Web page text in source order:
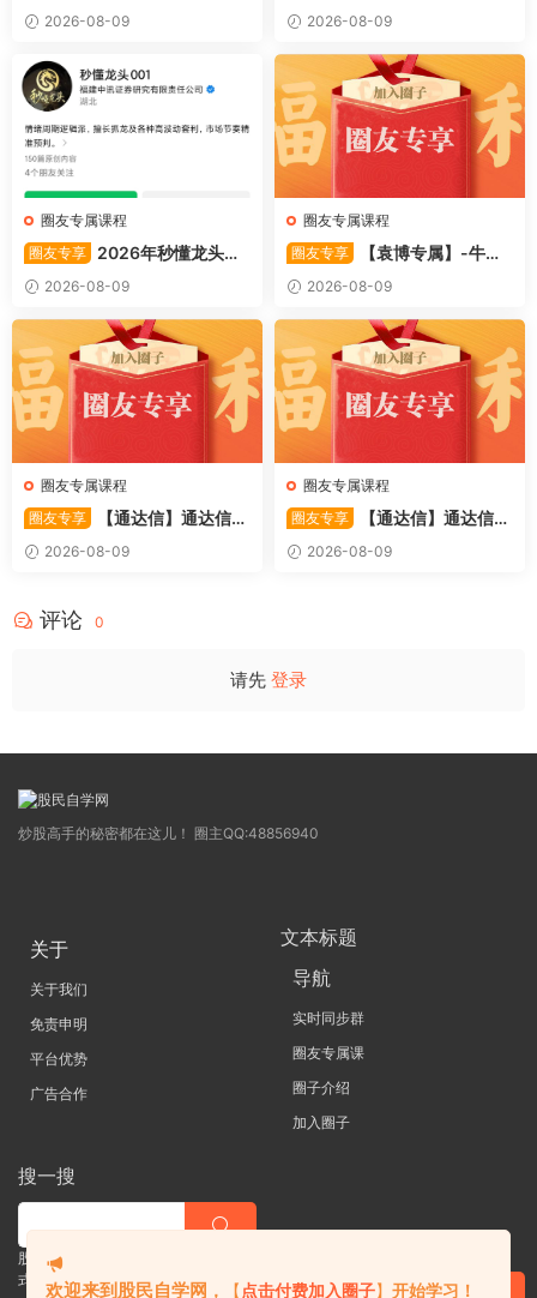
帮资金情绪模式-强势股 视频
44文件
2026-08-09
镰刀手《强者恒强战法模型》
合集文章+指标
2026-08-09
圈友专属课程
圈友专享
2026年秒懂龙头股
001训练营内部课件资料
2026-08-09
圈友专属课程
圈友专享
【袁博专属】-牛散
特训营专栏 （牛散专属 加息-
机遇-财富）共4视频
2026-08-09
圈友专属课程
圈友专享
【通达信】通达信
〖利多阳〗副图/选股 全均线
多头排列与超强阳线选股策略
2026-08-09
圈友专属课程
圈友专享
【通达信】通达信
〖踏浪而行〗副图指标 用筹码
和MACD捕捉市场的节奏 源码
2026-08-09
评论 0
请先 登录
炒股高手的秘密都在这儿！ 圈主QQ:48856940
关于
关于我们
免责申明
平台优势
广告合作
文本标题
导航
实时同步群
圈友专属课
圈子介绍
加入圈子
搜一搜
股票 |直播| 外汇| 期货 |金融理财一站
式学习平台
欢迎来到股民自学网 ， 【 点击付费加入圈子】开始学习！